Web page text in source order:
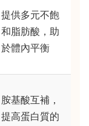
提供多元不飽
和脂肪酸，助
於體內平衡
胺基酸互補，
提高蛋白質的